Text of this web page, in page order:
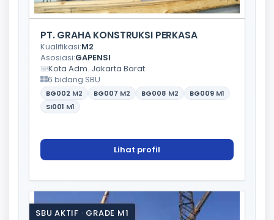
PT. GRAHA KONSTRUKSI PERKASA
Kualifikasi:M2
Asosiasi:GAPENSI
Kota Adm. Jakarta Barat
6 bidang SBU
BG002 M2 BG007 M2 BG008 M2 BG009 M1
SI001 M1
Lihat profil
SBU AKTIF · GRADE M1